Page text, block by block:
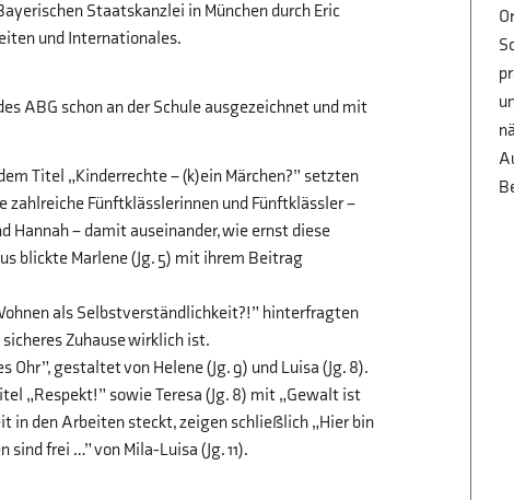
Staatskanzlei in München durch Eric
und Internationales.
ABG schon an der Schule ausgezeichnet und mit
Titel „Kinderrechte – (k)ein Märchen?” setzten
zahlreiche Fünftklässlerinnen und Fünftklässler –
Hannah – damit auseinander, wie ernst diese
blickte Marlene (Jg. 5) mit ihrem Beitrag
als Selbstverständlichkeit?!” hinterfragten
Zuhause wirklich ist.
gestaltet von Helene (Jg. 9) und Luisa (Jg. 8).
„Respekt!” sowie Teresa (Jg. 8) mit „Gewalt ist
in den Arbeiten steckt, zeigen schließlich „Hier bin
sind frei …” von Mila-Luisa (Jg. 11).